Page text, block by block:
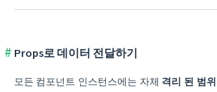
Props로 데이터 전달하기
모든 컴포넌트 인스턴스에는 자체 격리 된 범위